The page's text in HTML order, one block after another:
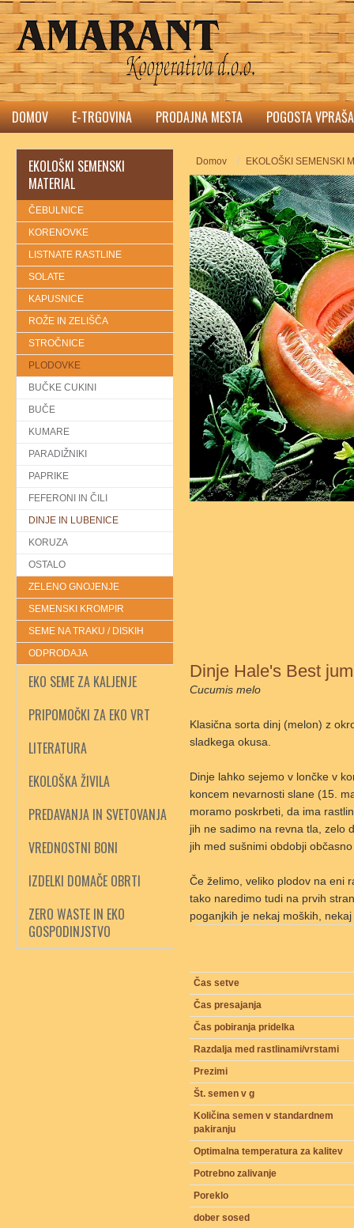
DOMOV E-TRGOVINA PRODAJNA MESTA POGOSTA
EKOLOŠKI SEMENSKI
MATERIAL
ČEBULNICE
KORENOVKE
LISTNATE RASTLINE
SOLATE
KAPUSNICE
ROŽE IN ZELIŠČA
STROČNICE
PLODOVKE
BUČKE CUKINI
BUČE
KUMARE
PARADIŽNIKI
PAPRIKE
FEFERONI IN ČILI
DINJE IN LUBENICE
KORUZA
OSTALO
ZELENO GNOJENJE
SEMENSKI KROMPIR
SEME NA TRAKU / DISKIH
ODPRODAJA
EKO SEME ZA KALJENJE
PRIPOMOČKI ZA EKO VRT
LITERATURA
EKOLOŠKA ŽIVILA
PREDAVANJA IN SVETOVANJA
VREDNOSTNI BONI
IZDELKI DOMAČE OBRTI
ZERO WASTE IN EKO
GOSPODINJSTVO
Domov EKOLOŠKI SEMENSKI
Dinje Hale's Best
Cucumis melo
Klasična sorta dinj (melon) z
sladkega okusa.
Dinje lahko sejemo v lončke v
koncem nevarnosti slane (15.
moramo poskrbeti, da ima
jih ne sadimo na revna tla, zelo
jih med sušnimi obdobji
Če želimo, veliko plodov na eni
tako naredimo tudi na prvih
poganjkih je nekaj moških,
Čas setve
Čas presajanja
Čas pobiranja pridelka
Razdalja med rastlinami/vrstami
Prezimi
Št. semen v g
Količina semen v standardnem
pakiranju
Optimalna temperatura za kalitev
Potrebno zalivanje
Poreklo
dober sosed